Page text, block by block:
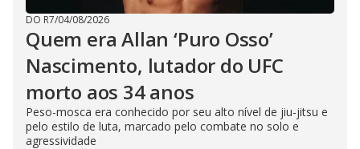
DO R7/04/08/2026
Quem era Allan ‘Puro Osso’
Nascimento, lutador do UFC
morto aos 34 anos
Peso-mosca era conhecido por seu alto nível de jiu-jitsu e
pelo estilo de luta, marcado pelo combate no solo e
agressividade